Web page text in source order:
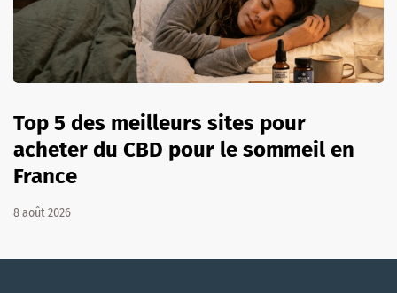
Top 5 des meilleurs sites pour
acheter du CBD pour le sommeil en
France
8 août 2026